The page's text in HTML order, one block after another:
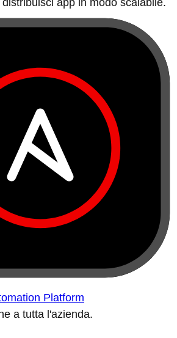
app in modo scalabile.
Platform
a tutta l'azienda.